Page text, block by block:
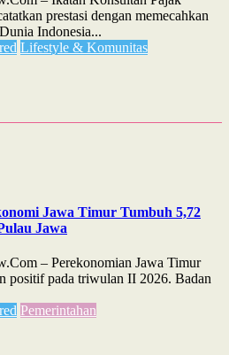
prestasi dengan memecahkan
Indonesia...
Lifestyle & Komunitas
Jawa Timur Tumbuh 5,72
Jawa
– Perekonomian Jawa Timur
positif pada triwulan II 2026. Badan
Pemerintahan